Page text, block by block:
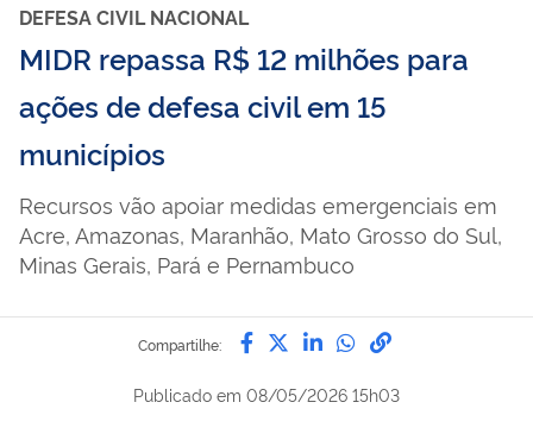
DEFESA CIVIL NACIONAL
MIDR repassa R$ 12 milhões para
ações de defesa civil em 15
municípios
Recursos vão apoiar medidas emergenciais em
Acre, Amazonas, Maranhão, Mato Grosso do Sul,
Minas Gerais, Pará e Pernambuco
Compartilhe: Compartilhe por Facebook
Compartilhe por Twitter
Compartilhe por
Compartilhe
link para
Publicado em 08/05/2026 15h03